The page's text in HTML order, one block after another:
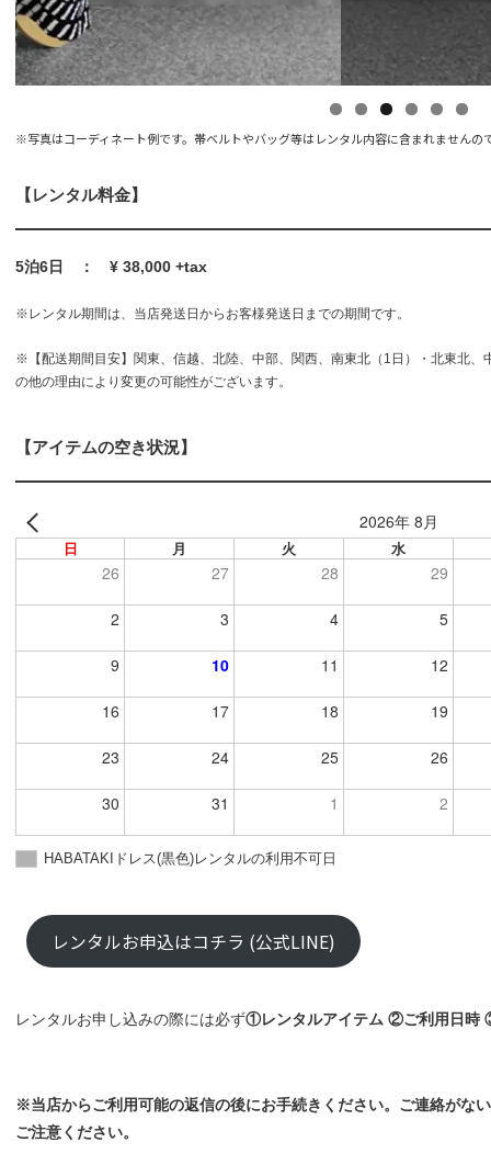
※写真はコーディネート例です。帯ベルトやバッグ等はレンタル内容に含まれませんの
【レンタル料金】
5泊6日 ： ¥ 38,000 +tax
※レンタル期間は、当店発送日からお客様発送日までの期間です。
※【配送期間目安】関東、信越、北陸、中部、関西、南東北（1日）・北東北、
の他の理由により変更の可能性がございます。
【アイテムの空き状況】
2026年 8月
日 月 火 水
26 27 28 29
2 3 4 5
9 10 11 12
16 17 18 19
23 24 25 26
30 31 1 2
HABATAKIドレス(黒色)レンタルの利用不可日
レンタルお申込はコチラ (公式LINE)
レンタルお申し込みの際には必ず①レンタルアイテム ②ご利用日時
※当店からご利用可能の返信の後にお手続きください。ご連絡がな
ご注意ください。